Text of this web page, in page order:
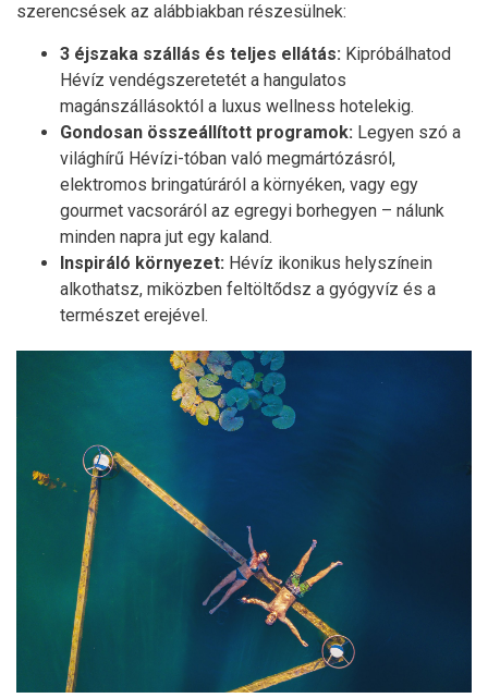
szerencsések az alábbiakban részesülnek:
3 éjszaka szállás és teljes ellátás: Kipróbálhatod
Hévíz vendégszeretetét a hangulatos
magánszállásoktól a luxus wellness hotelekig.
Gondosan összeállított programok: Legyen szó a
világhírű Hévízi-tóban való megmártózásról,
elektromos bringatúráról a környéken, vagy egy
gourmet vacsoráról az egregyi borhegyen – nálunk
minden napra jut egy kaland.
Inspiráló környezet: Hévíz ikonikus helyszínein
alkothatsz, miközben feltöltődsz a gyógyvíz és a
természet erejével.